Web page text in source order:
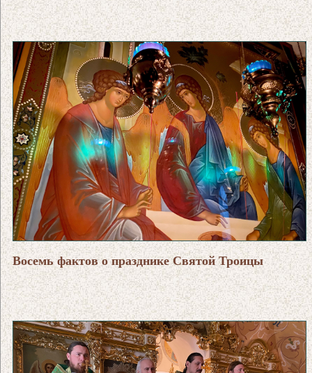
Восемь фактов о празднике Святой Троицы